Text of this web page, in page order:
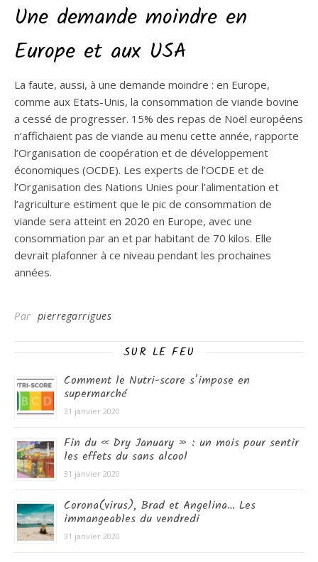
Une demande moindre en
Europe et aux USA
La faute, aussi, à une demande moindre : en Europe,
comme aux Etats-Unis, la consommation de viande bovine
a cessé de progresser. 15% des repas de Noël européens
n’affichaient pas de viande au menu cette année, rapporte
l’Organisation de coopération et de développement
économiques (OCDE). Les experts de l’OCDE et de
l’Organisation des Nations Unies pour l’alimentation et
l’agriculture estiment que le pic de consommation de
viande sera atteint en 2020 en Europe, avec une
consommation par an et par habitant de 70 kilos. Elle
devrait plafonner à ce niveau pendant les prochaines
années.
Par pierregarrigues
SUR LE FEU
Comment le Nutri-score s’impose en
supermarché
31 janvier 2020
Fin du « Dry January » : un mois pour sentir
les effets du sans alcool
31 janvier 2020
Corona(virus), Brad et Angelina… Les
immangeables du vendredi
31 janvier 2020